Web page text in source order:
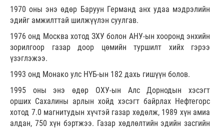
1970 оны энэ өдөр Баруун Германд анх удаа мэдрэлийн
эдийг амжилттай шилжүүлэн суулгав.
1976 онд Москва хотод ЗХУ болон АНУ-ын хооронд энхийн
зорилгоор газар доор цөмийн туршилт хийх гэрээ
үзэглэжээ.
1993 онд Монако улс НҮБ-ын 182 дахь гишүүн болов.
1995 оны энэ өдөр ОХУ-ын Алс Дорнодын хэсэгт
орших Сахалины арлын хойд хэсэгт байрлах Нефтегорс
хотод 7.0 магнитудын хүчтэй газар хөдөлж, 1989 хүн амиа
алдан, 750 хүн бэртжээ. Газар хөдлөлтийн эдийн засгийн